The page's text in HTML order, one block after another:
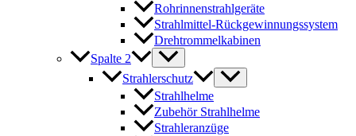
Rohrinnenstrahlgeräte
Strahlmittel-Rückgewinnungssystem
Drehtrommelkabinen
Spalte 2
Strahlerschutz
Strahlhelme
Zubehör Strahlhelme
Strahleranzüge